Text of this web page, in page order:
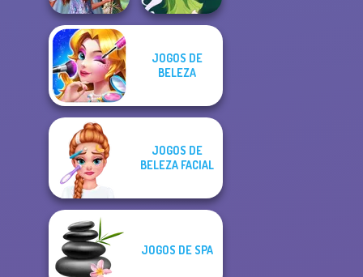
Princesses
Fantasy
Makeover
JOGOS DE
BELEZA
JOGOS DE
BELEZA FACIAL
JOGOS DE SPA